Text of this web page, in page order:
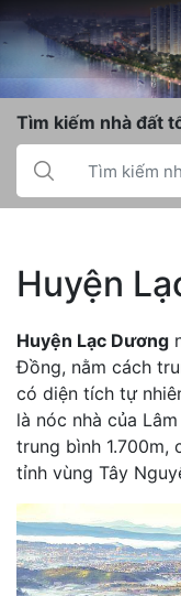
Tìm kiếm nhà đất
Huyện
Huyện Lạc Dương
Đồng, nằm cách
có diện tích tự
là nóc nhà của
trung bình 1.700m,
tỉnh vùng Tây